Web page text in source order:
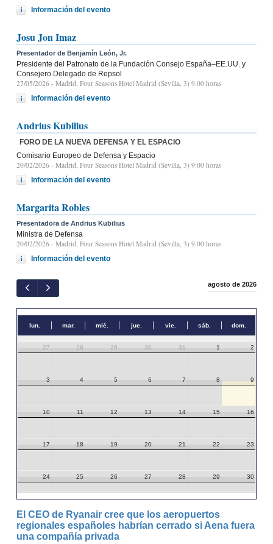
Información del evento
Josu Jon Imaz
Presentador de Benjamín León, Jr.
Presidente del Patronato de la Fundación Consejo España–EE.UU. y
Consejero Delegado de Repsol
27/05/2026 - Madrid, Four Seasons Hotel Madrid (Sevilla, 3) 9.00 horas
Información del evento
Andrius Kubilius
FORO DE LA NUEVA DEFENSA Y EL ESPACIO
Comisario Europeo de Defensa y Espacio
20/02/2026 - Madrid, Four Seasons Hotel Madrid (Sevilla, 3) 9:00 horas
Información del evento
Margarita Robles
Presentadora de Andrius Kubilius
Ministra de Defensa
20/02/2026 - Madrid, Four Seasons Hotel Madrid (Sevilla, 3) 9:00 horas
Información del evento
agosto de 2026
lun. mar. mié. jue. vie. sáb. dom.
27 28 29 30 31 1 2
3 4 5 6 7 8 9
10 11 12 13 14 15 16
17 18 19 20 21 22 23
24 25 26 27 28 29 30
El CEO de Ryanair cree que los aeropuertos
regionales españoles habrían cerrado si Aena fuera
una compañía privada